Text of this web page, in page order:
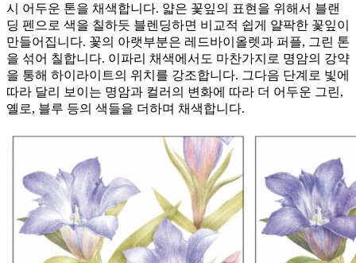
시 어두운 톤을 채색합니다. 얇은 꽃잎의 표현을 위해서 블랜
딩 펜으로 색을 칠하듯 블렌딩하면 비교적 쉽게 얄팍한 꽃잎이
만들어집니다. 꽃의 아랫부분은 레드바이올렛과 퍼플, 그린 톤
을 섞어 칠합니다. 이파리 채색에서도 마찬가지로 명암의 강약
을 통해 하이라이트의 위치를 강조합니다. 그다음 단계로 빛에
따라 달리 보이는 명암과 컬러의 변화에 따라 더 어두운 그린,
옐로, 블루 등의 색들을 더하며 채색합니다.